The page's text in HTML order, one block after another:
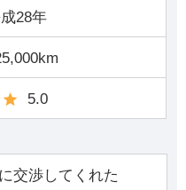
28年
5.0
交渉してくれた